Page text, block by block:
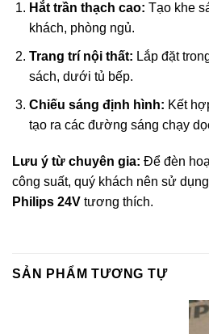
Hắt trần thạch cao: Tạo khe
khách, phòng ngủ.
Trang trí nội thất: Lắp đặt
sách, dưới tủ bếp.
Chiếu sáng định hình: Kết
tạo ra các đường sáng chạy
Lưu ý từ chuyên gia: Để đèn
công suất, quý khách nên sử
Philips 24V tương thích.
SẢN PHẨM TƯƠNG TỰ